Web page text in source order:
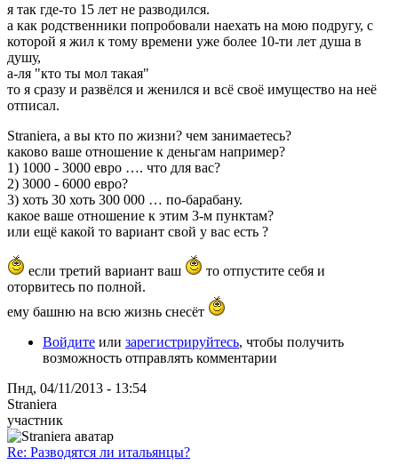
я так где-то 15 лет не разводился.
а как родственники попробовали наехать на мою подругу, с
которой я жил к тому времени уже более 10-ти лет душа в
душу,
а-ля "кто ты мол такая"
то я сразу и развёлся и женился и всё своё имущество на неё
отписал.
Straniera, а вы кто по жизни? чем занимаетесь?
каково ваше отношение к деньгам например?
1) 1000 - 3000 евро …. что для вас?
2) 3000 - 6000 евро?
3) хоть 30 хоть 300 000 … по-барабану.
какое ваше отношение к этим 3-м пунктам?
или ещё какой то вариант свой у вас есть ?
если третий вариант ваш
то отпустите себя и
оторвитесь по полной.
ему башню на всю жизнь снесёт
Войдите или зарегистрируйтесь, чтобы получить
возможность отправлять комментарии
Пнд, 04/11/2013 - 13:54
Straniera
участник
Re: Разводятся ли итальянцы?